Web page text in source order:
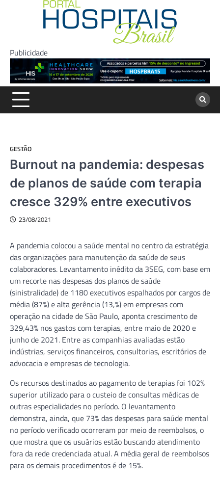
Publicidade
GESTÃO
Burnout na pandemia: despesas
de planos de saúde com terapia
cresce 329% entre executivos
23/08/2021
A pandemia colocou a saúde mental no centro da estratégia
das organizações para manutenção da saúde de seus
colaboradores. Levantamento inédito da 3SEG, com base em
um recorte nas despesas dos planos de saúde
(sinistralidade) de 1180 executivos espalhados por cargos de
média (87%) e alta gerência (13,%) em empresas com
operação na cidade de São Paulo, aponta crescimento de
329,43% nos gastos com terapias, entre maio de 2020 e
junho de 2021. Entre as companhias avaliadas estão
indústrias, serviços financeiros, consultorias, escritórios de
advocacia e empresas de tecnologia.
Os recursos destinados ao pagamento de terapias foi 102%
superior utilizado para o custeio de consultas médicas de
outras especialidades no período. O levantamento
demonstra, ainda, que 73% das despesas para saúde mental
no período verificado ocorreram por meio de reembolsos, o
que mostra que os usuários estão buscando atendimento
fora da rede credenciada atual. A média geral de reembolsos
para os demais procedimentos é de 15%.